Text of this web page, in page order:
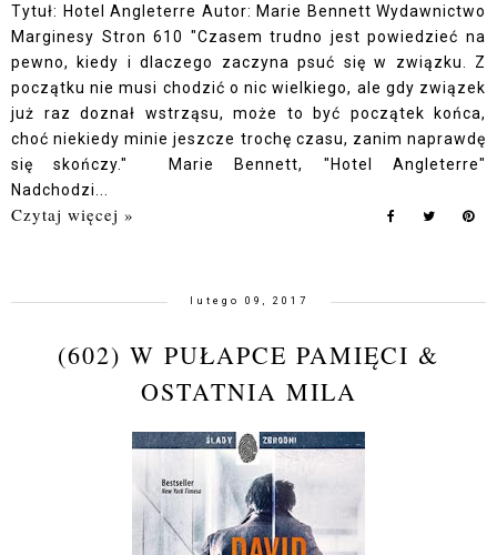
Tytuł: Hotel Angleterre Autor: Marie Bennett Wydawnictwo
Marginesy Stron 610 "Czasem trudno jest powiedzieć na
pewno, kiedy i dlaczego zaczyna psuć się w związku. Z
początku nie musi chodzić o nic wielkiego, ale gdy związek
już raz doznał wstrząsu, może to być początek końca,
choć niekiedy minie jeszcze trochę czasu, zanim naprawdę
się skończy." Marie Bennett, "Hotel Angleterre"
Nadchodzi...
Czytaj więcej »
lutego 09, 2017
(602) W PUŁAPCE PAMIĘCI &
OSTATNIA MILA